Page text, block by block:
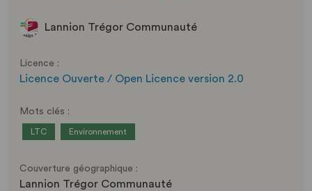
Lannion Trégor Communauté
Licence :
Licence Ouverte / Open Licence version 2.0
Mots clés :
LTC Environnement
Couverture géographique :
Lannion Trégor Communauté